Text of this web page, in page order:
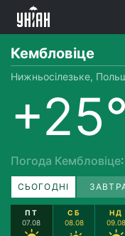
Кембловіце
Нижньосілезьке,
+25°
Погода Кембловіце
СЬОГОДНІ
ПТ
07.08
СБ
08.08
НД
09.08